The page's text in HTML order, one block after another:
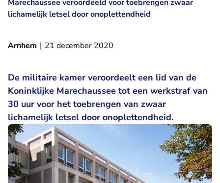
Marechaussee veroordeeld voor toebrengen zwaar
lichamelijk letsel door onoplettendheid
Arnhem | 21 december 2020
De militaire kamer veroordeelt een lid van de
Koninklijke Marechaussee tot een werkstraf van
30 uur voor het toebrengen van zwaar
lichamelijk letsel door onoplettendheid.